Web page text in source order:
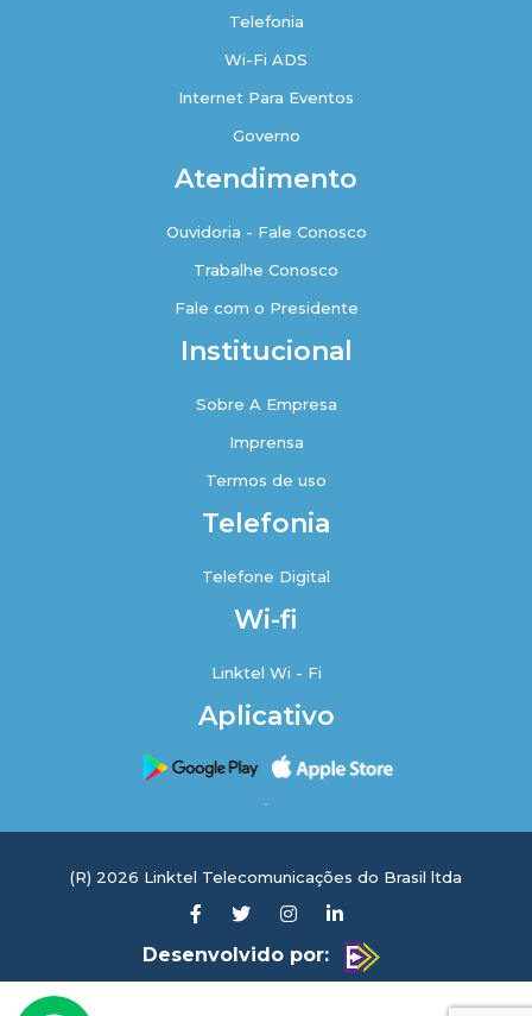
Telefonia
Wi-Fi ADS
Internet Para Eventos
Governo
Atendimento
Ouvidoria - Fale Conosco
Trabalhe Conosco
Fale com o Presidente
Institucional
Sobre A Empresa
Imprensa
Termos de uso
Telefonia
Telefone Digital
Wi-fi
Linktel Wi - Fi
Aplicativo
(R) 2026 Linktel Telecomunicações do Brasil ltda
Desenvolvido por: